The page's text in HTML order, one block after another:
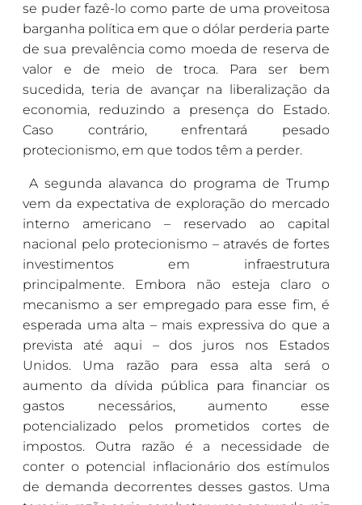
se puder fazê-lo como parte de uma proveitosa
barganha política em que o dólar perderia parte
de sua prevalência como moeda de reserva de
valor e de meio de troca. Para ser bem
sucedida, teria de avançar na liberalização da
economia, reduzindo a presença do Estado.
Caso contrário, enfrentará pesado
protecionismo, em que todos têm a perder.
A segunda alavanca do programa de Trump
vem da expectativa de exploração do mercado
interno americano – reservado ao capital
nacional pelo protecionismo – através de fortes
investimentos em infraestrutura
principalmente. Embora não esteja claro o
mecanismo a ser empregado para esse fim, é
esperada uma alta – mais expressiva do que a
prevista até aqui – dos juros nos Estados
Unidos. Uma razão para essa alta será o
aumento da dívida pública para financiar os
gastos necessários, aumento esse
potencializado pelos prometidos cortes de
impostos. Outra razão é a necessidade de
conter o potencial inflacionário dos estímulos
de demanda decorrentes desses gastos. Uma